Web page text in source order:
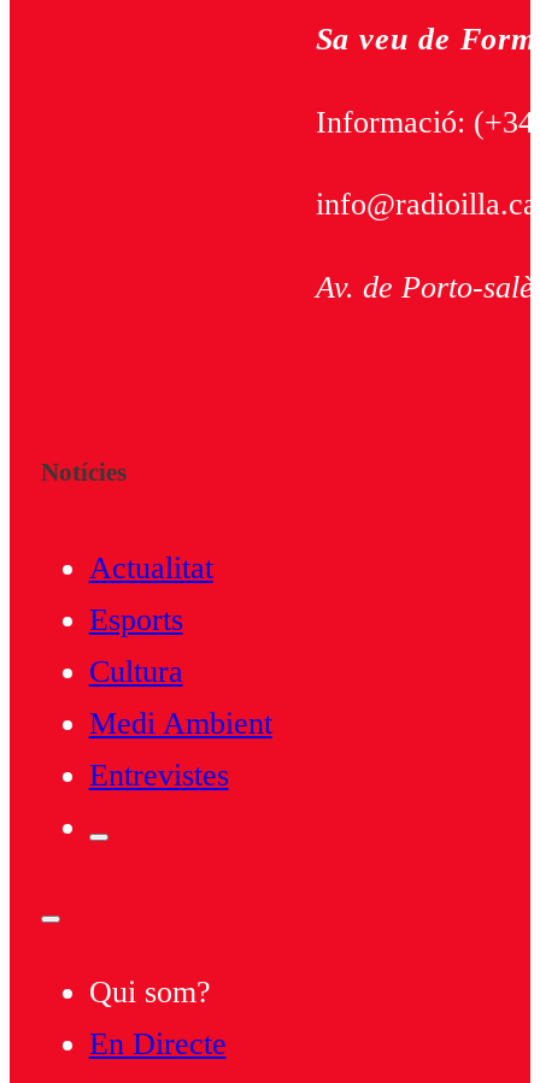
Sa veu de
Informació:
Av. de Porto-
Notícies
Actualitat
Esports
Cultura
Medi Ambient
Entrevistes
Qui som?
En Directe